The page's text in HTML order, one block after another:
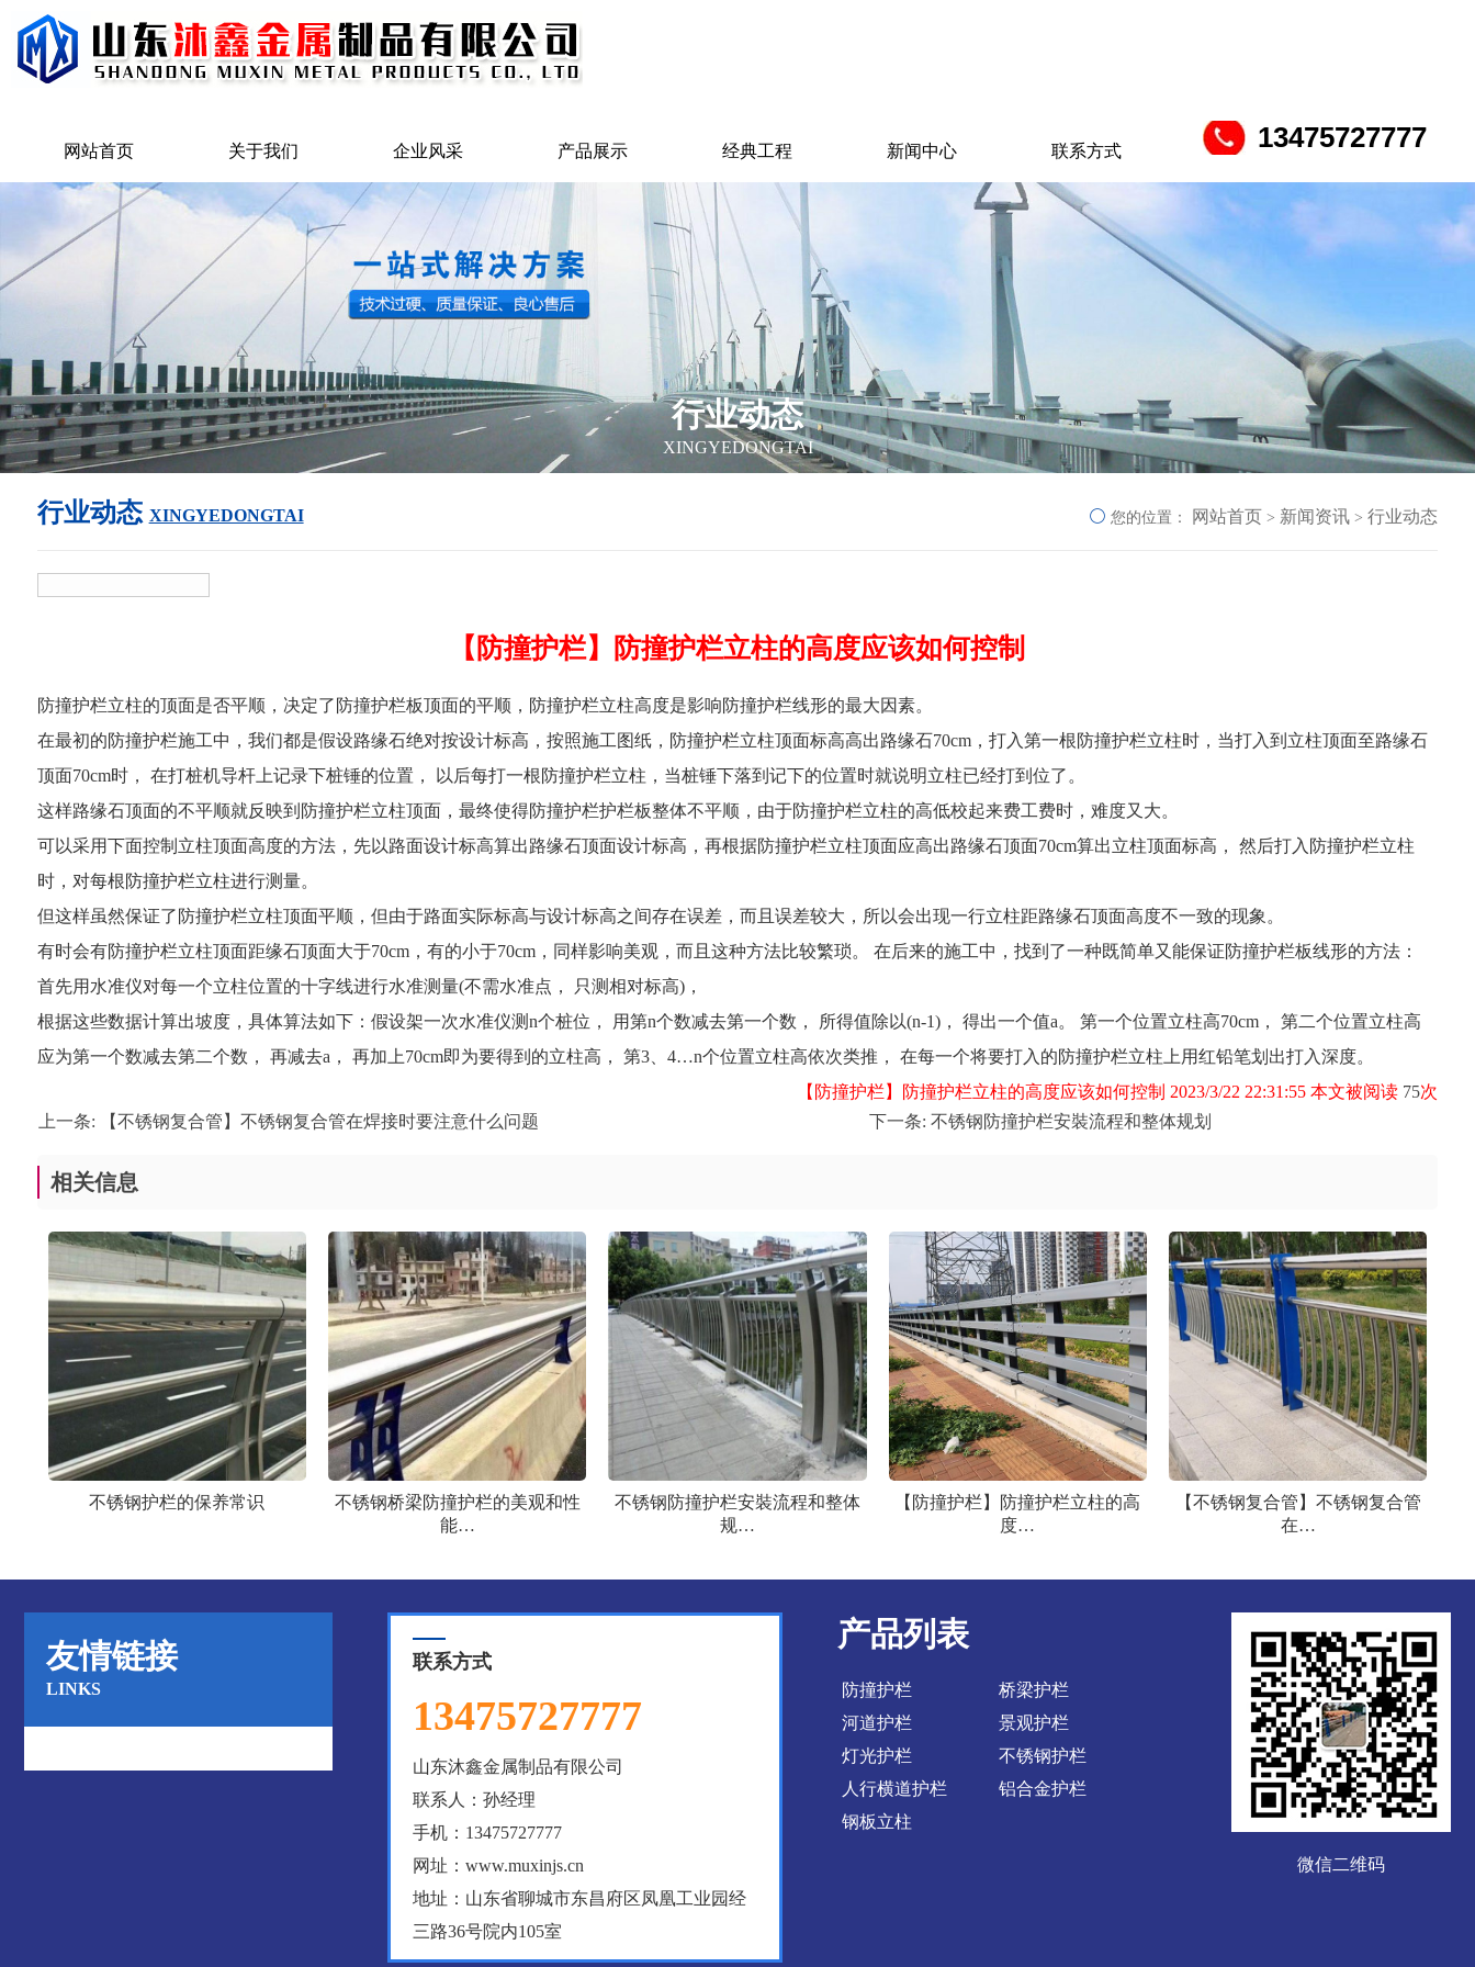
13475727777
网站首页 关于我们 企业风采 产品展示 经典工程 新闻中心 联系方式
行业动态
XINGYEDONGTAI
行业动态 XINGYEDONGTAI 您的位置： 网站首页 > 新闻资讯 >行业动态
【防撞护栏】防撞护栏立柱的高度应该如何控制
防撞护栏立柱的顶面是否平顺，决定了防撞护栏板顶面的平顺，防撞护栏立柱高度是影响防撞护栏线形的最大因素。
在最初的防撞护栏施工中，我们都是假设路缘石绝对按设计标高，按照施工图纸，防撞护栏立柱顶面标高高出路缘石70cm，打入第一根防撞护栏立柱时，当打入到立柱顶面至路缘石
顶面70cm时， 在打桩机导杆上记录下桩锤的位置， 以后每打一根防撞护栏立柱，当桩锤下落到记下的位置时就说明立柱已经打到位了。
这样路缘石顶面的不平顺就反映到防撞护栏立柱顶面，最终使得防撞护栏护栏板整体不平顺，由于防撞护栏立柱的高低校起来费工费时，难度又大。
可以采用下面控制立柱顶面高度的方法，先以路面设计标高算出路缘石顶面设计标高，再根据防撞护栏立柱顶面应高出路缘石顶面70cm算出立柱顶面标高， 然后打入防撞护栏立柱
时，对每根防撞护栏立柱进行测量。
但这样虽然保证了防撞护栏立柱顶面平顺，但由于路面实际标高与设计标高之间存在误差，而且误差较大，所以会出现一行立柱距路缘石顶面高度不一致的现象。
有时会有防撞护栏立柱顶面距缘石顶面大于70cm，有的小于70cm，同样影响美观，而且这种方法比较繁琐。 在后来的施工中，找到了一种既简单又能保证防撞护栏板线形的方法：
首先用水准仪对每一个立柱位置的十字线进行水准测量(不需水准点， 只测相对标高)，
根据这些数据计算出坡度，具体算法如下：假设架一次水准仪测n个桩位， 用第n个数减去第一个数， 所得值除以(n-1)， 得出一个值a。 第一个位置立柱高70cm， 第二个位置立柱高
应为第一个数减去第二个数， 再减去a， 再加上70cm即为要得到的立柱高， 第3、4…n个位置立柱高依次类推， 在每一个将要打入的防撞护栏立柱上用红铅笔划出打入深度。
【防撞护栏】防撞护栏立柱的高度应该如何控制 2023/3/22 22:31:55 本文被阅读 75次
上一条:
【不锈钢复合管】不锈钢复合管在焊接时要注意什么问题 下一条: 不锈钢防撞护栏安裝流程和整体规划
相关信息
不锈钢护栏的保养常识
不锈钢桥梁防撞护栏的美观和性
能…
不锈钢防撞护栏安裝流程和整体
规…
【防撞护栏】防撞护栏立柱的高
度…
【不锈钢复合管】不锈钢复合管
在…
友情链接
LINKS
联系方式
13475727777
山东沐鑫金属制品有限公司
联系人：孙经理
手机：13475727777
网址：www.muxinjs.cn
地址：山东省聊城市东昌府区凤凰工业园经
三路36号院内105室
产品列表
防撞护栏
桥梁护栏
河道护栏
景观护栏
灯光护栏
不锈钢护栏
人行横道护栏
铝合金护栏
钢板立柱
微信二维码